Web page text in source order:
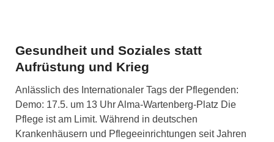
Gesundheit und Soziales statt
Aufrüstung und Krieg
Anlässlich des Internationaler Tags der Pflegenden:
Demo: 17.5. um 13 Uhr Alma-Wartenberg-Platz Die
Pflege ist am Limit. Während in deutschen
Krankenhäusern und Pflegeeinrichtungen seit Jahren